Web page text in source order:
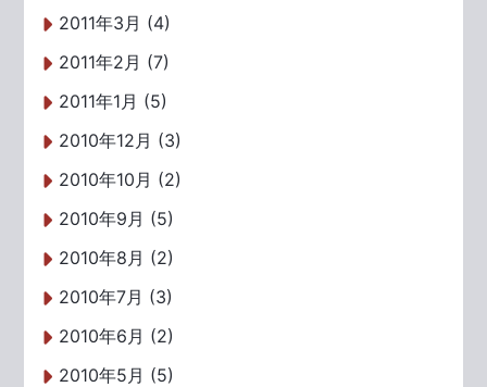
2011年3月 (4)
2011年2月 (7)
2011年1月 (5)
2010年12月 (3)
2010年10月 (2)
2010年9月 (5)
2010年8月 (2)
2010年7月 (3)
2010年6月 (2)
2010年5月 (5)